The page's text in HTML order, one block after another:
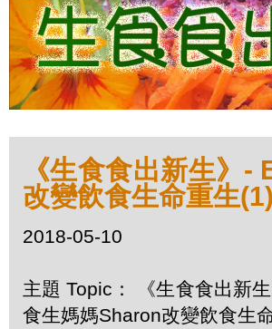
《生食食出新生》
改變飲食生命重生(1)
2018-05-10
主題 Topic： 《生食食出新
食生媽媽Sharon改變飲食生